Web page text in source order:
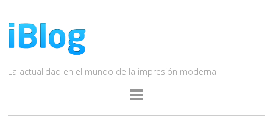
La actualidad en el mundo de la impresión moderna